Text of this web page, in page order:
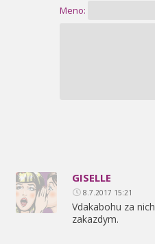
Meno:
GISELLE
8.7.2017 15:21
Vdakabohu za
zakazdym.